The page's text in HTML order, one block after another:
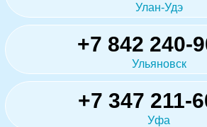
Улан-Удэ
+7 842 240-
Ульяновск
+7 347 211-
Уфа